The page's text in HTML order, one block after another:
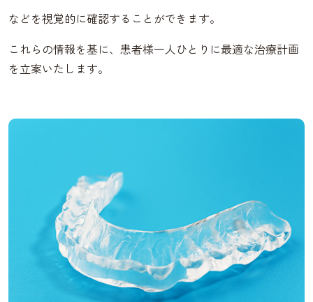
などを視覚的に確認することができます。
これらの情報を基に、患者様一人ひとりに最適な治療計画
を立案いたします。